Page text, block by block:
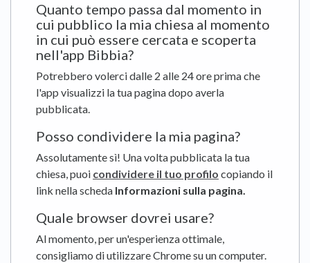
Quanto tempo passa dal momento in
cui pubblico la mia chiesa al momento
in cui può essere cercata e scoperta
nell'app Bibbia?
Potrebbero volerci dalle 2 alle 24 ore prima che
l'app visualizzi la tua pagina dopo averla
pubblicata.
Posso condividere la mia pagina?
Assolutamente sì! Una volta pubblicata la tua
chiesa, puoi condividere il tuo profilo copiando il
link nella scheda Informazioni sulla pagina.
Quale browser dovrei usare?
Al momento, per un'esperienza ottimale,
consigliamo di utilizzare Chrome su un computer.